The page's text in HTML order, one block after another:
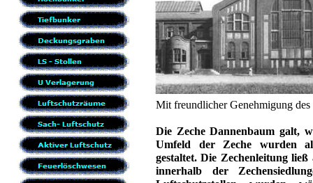
Mit freundlicher Genehmigung des
Die Zeche Dannenbaum galt,
Umfeld der Zeche wurden
gestaltet. Die Zechenleitung
innerhalb der